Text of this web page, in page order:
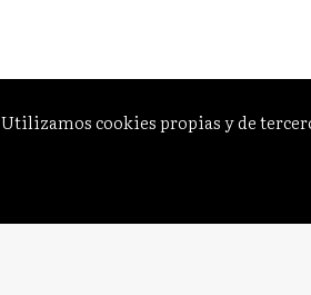
Utilizamos cookies propias y de